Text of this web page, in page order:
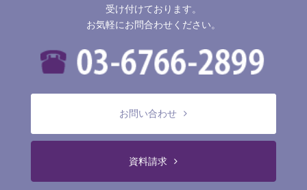
受け付けております。
お気軽にお問合わせください。
お問い合わせ
資料請求